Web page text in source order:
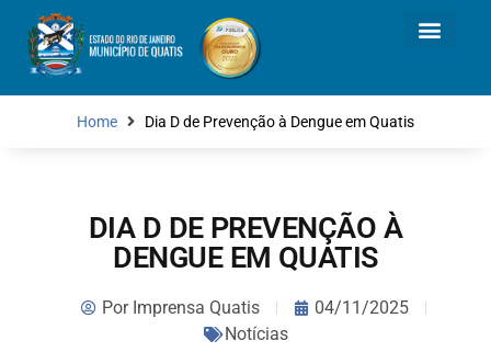
Home Dia D de Prevenção à Dengue em Quatis
DIA D DE PREVENÇÃO À
DENGUE EM QUATIS
PorImprensa Quatis
04/11/2025
Notícias